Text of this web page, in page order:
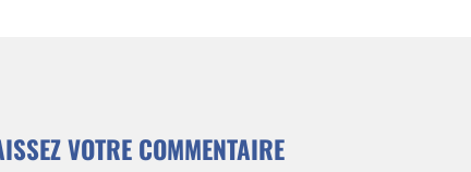
VOTRE COMMENTAIRE